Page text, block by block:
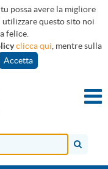
possa avere la migliore
utilizzare questo sito noi
felice.
clicca qui , mentre sulla
Accetta